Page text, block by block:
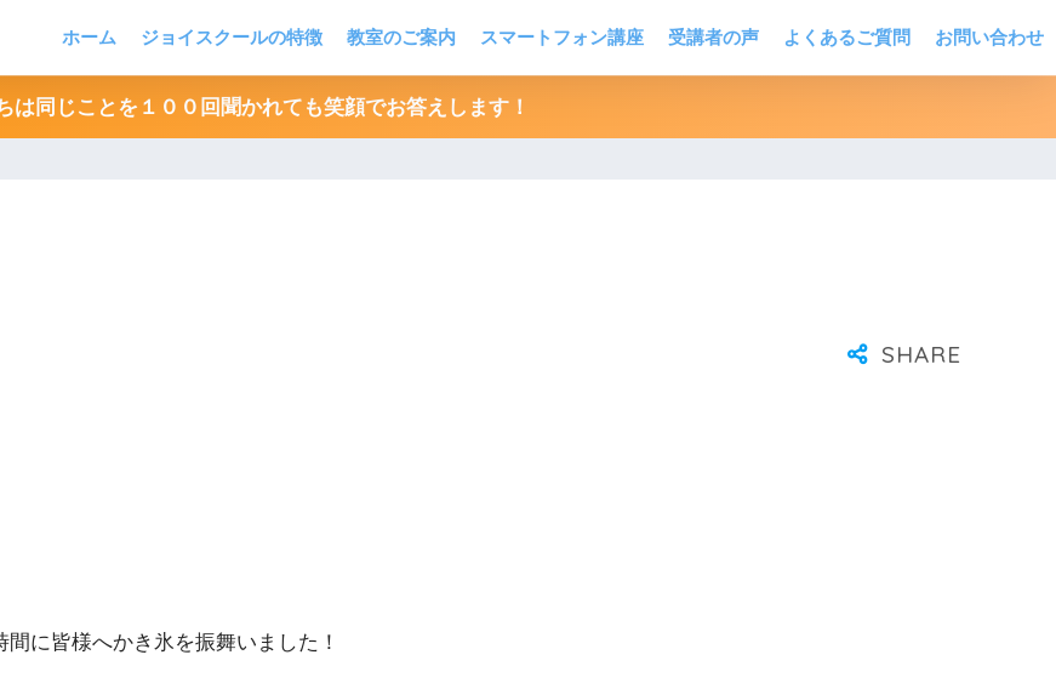
ホーム ジョイスクールの特徴 教室のご案内 スマートフォン講座 受講者の声 よくあるご質問 お問い合わせ
は同じことを１００回聞かれても笑顔でお答えします！
に皆様へかき氷を振舞いました！